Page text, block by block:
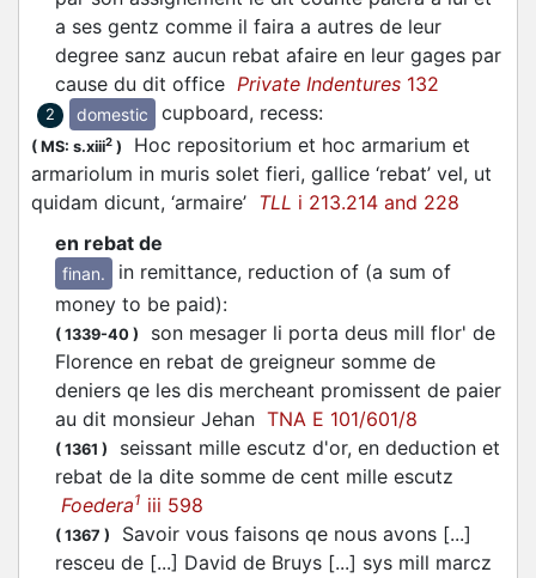
a ses gentz comme il faira a autres de leur
degree sanz aucun rebat afaire en leur gages par
cause du dit office Private Indentures 132
2 domestic cupboard, recess:
( MS: s.xiii2 )
Hoc repositorium et hoc armarium et
armariolum in muris solet fieri, gallice ‘rebat’ vel, ut
quidam dicunt, ‘armaire’ TLL i 213.214 and 228
en rebat de
finan.
in remittance, reduction of (a sum of
money to be paid):
( 1339-40 )
son mesager li porta deus mill flor' de
Florence en rebat de greigneur somme de
deniers qe les dis mercheant promissent de paier
au dit monsieur Jehan TNA E 101/601/8
( 1361 )
seissant mille escutz d'or, en deduction et
rebat de la dite somme de cent mille escutz
Foedera1 iii 598
( 1367 )
Savoir vous faisons qe nous avons [...]
resceu de [...] David de Bruys [...] sys mill marcz